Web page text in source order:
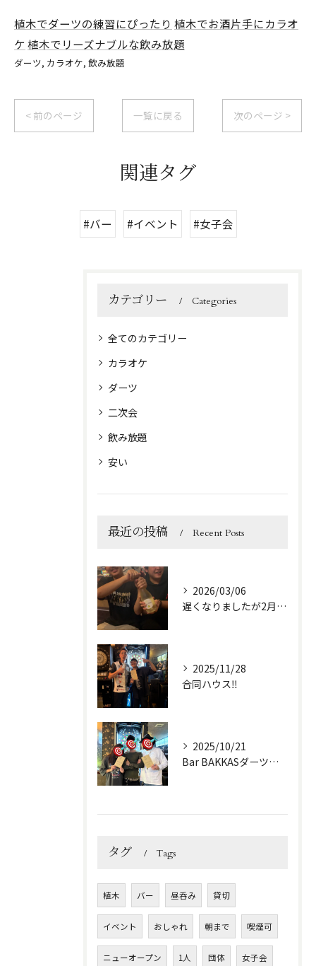
植木でダーツの練習にぴったり 植木でお酒片手にカラオ
ケ植木でリーズナブルな飲み放題
ダーツ カラオケ 飲み放題
< 前のページ 一覧に戻る 次のページ >
関連タグ
#バー #イベント #女子会
カテゴリー Categories
全てのカテゴリー
カラオケ
ダーツ
二次会
飲み放題
安い
最近の投稿 Recent Posts
2026/03/06
遅くなりましたが2月1日に周年を迎えることが出来ました✌️
2025/11/28
合同ハウス‼️
2025/10/21
Bar BAKKASダーツハウス!!
タグ Tags
植木 バー 昼呑み 貸切
イベント おしゃれ 朝まで 喫煙可
ニューオープン 1人 団体 女子会